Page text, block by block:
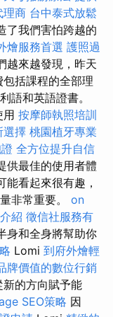
理商 台中泰式放鬆
了我們害怕跨越的
燴服務首選 護照過
越來越發現，昨天
括課程的全部理
語和英語證書。
用 按摩師執照培訓
選擇 桃園植牙專業
全方位提升自信
供最佳的使用者體
能看起來很有趣，
非常重要。 on
紹 徵信社服務有
身和全身將幫助你
Lomi 到府外燴輕
牌價值的數位行銷
的方向賦予能
SEO策略 因